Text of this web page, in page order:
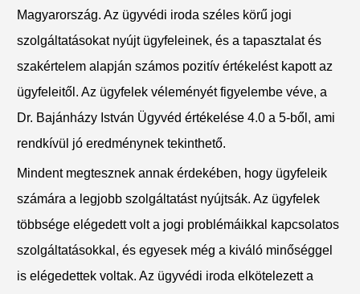
Magyarország. Az ügyvédi iroda széles körű jogi
szolgáltatásokat nyújt ügyfeleinek, és a tapasztalat és
szakértelem alapján számos pozitív értékelést kapott az
ügyfeleitől. Az ügyfelek véleményét figyelembe véve, a
Dr. Bajánházy István Ügyvéd értékelése 4.0 a 5-ből, ami
rendkívül jó eredménynek tekinthető.
Mindent megtesznek annak érdekében, hogy ügyfeleik
számára a legjobb szolgáltatást nyújtsák. Az ügyfelek
többsége elégedett volt a jogi problémáikkal kapcsolatos
szolgáltatásokkal, és egyesek még a kiváló minőséggel
is elégedettek voltak. Az ügyvédi iroda elkötelezett a